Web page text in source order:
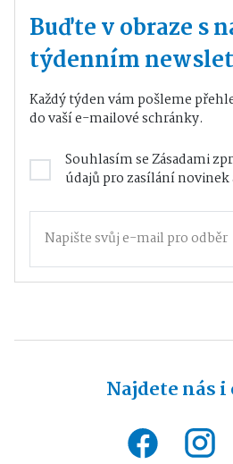
Buďte v obraze s
týdenním
Každý týden vám pošleme
do vaší e-mailové schránky.
Souhlasím seZásadami
údajůpro zasílání
Najdete nás